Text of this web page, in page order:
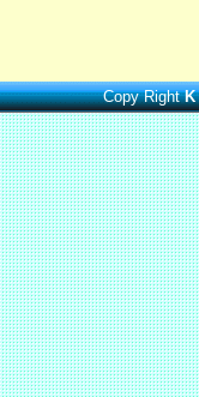
Copy RightK